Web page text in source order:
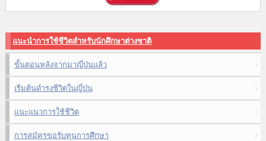
แนะนำการใช้ชีวิตสำหรับนักศึกษาต่างชาติ
ขั้นตอนหลังจากมาญี่ปุ่นแล้ว
เริ่มต้นดำรงชีวิตในญี่ปุ่น
แนะแนวการใช้ชีวิต
การสมัครขอรับทุนการศึกษา